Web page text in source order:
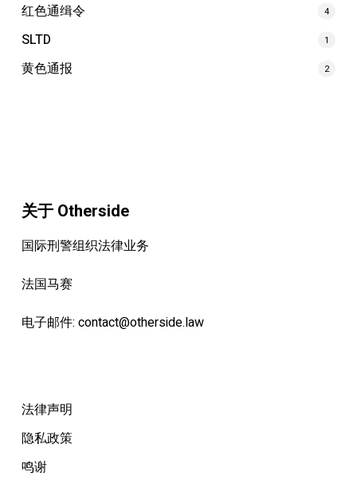
红色通缉令 4
SLTD 1
黄色通报 2
关于 Otherside
国际刑警组织法律业务
法国马赛
电子邮件: contact@otherside.law
法律声明
隐私政策
鸣谢